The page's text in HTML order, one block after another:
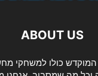
ABOUT US
כולו למשחקי